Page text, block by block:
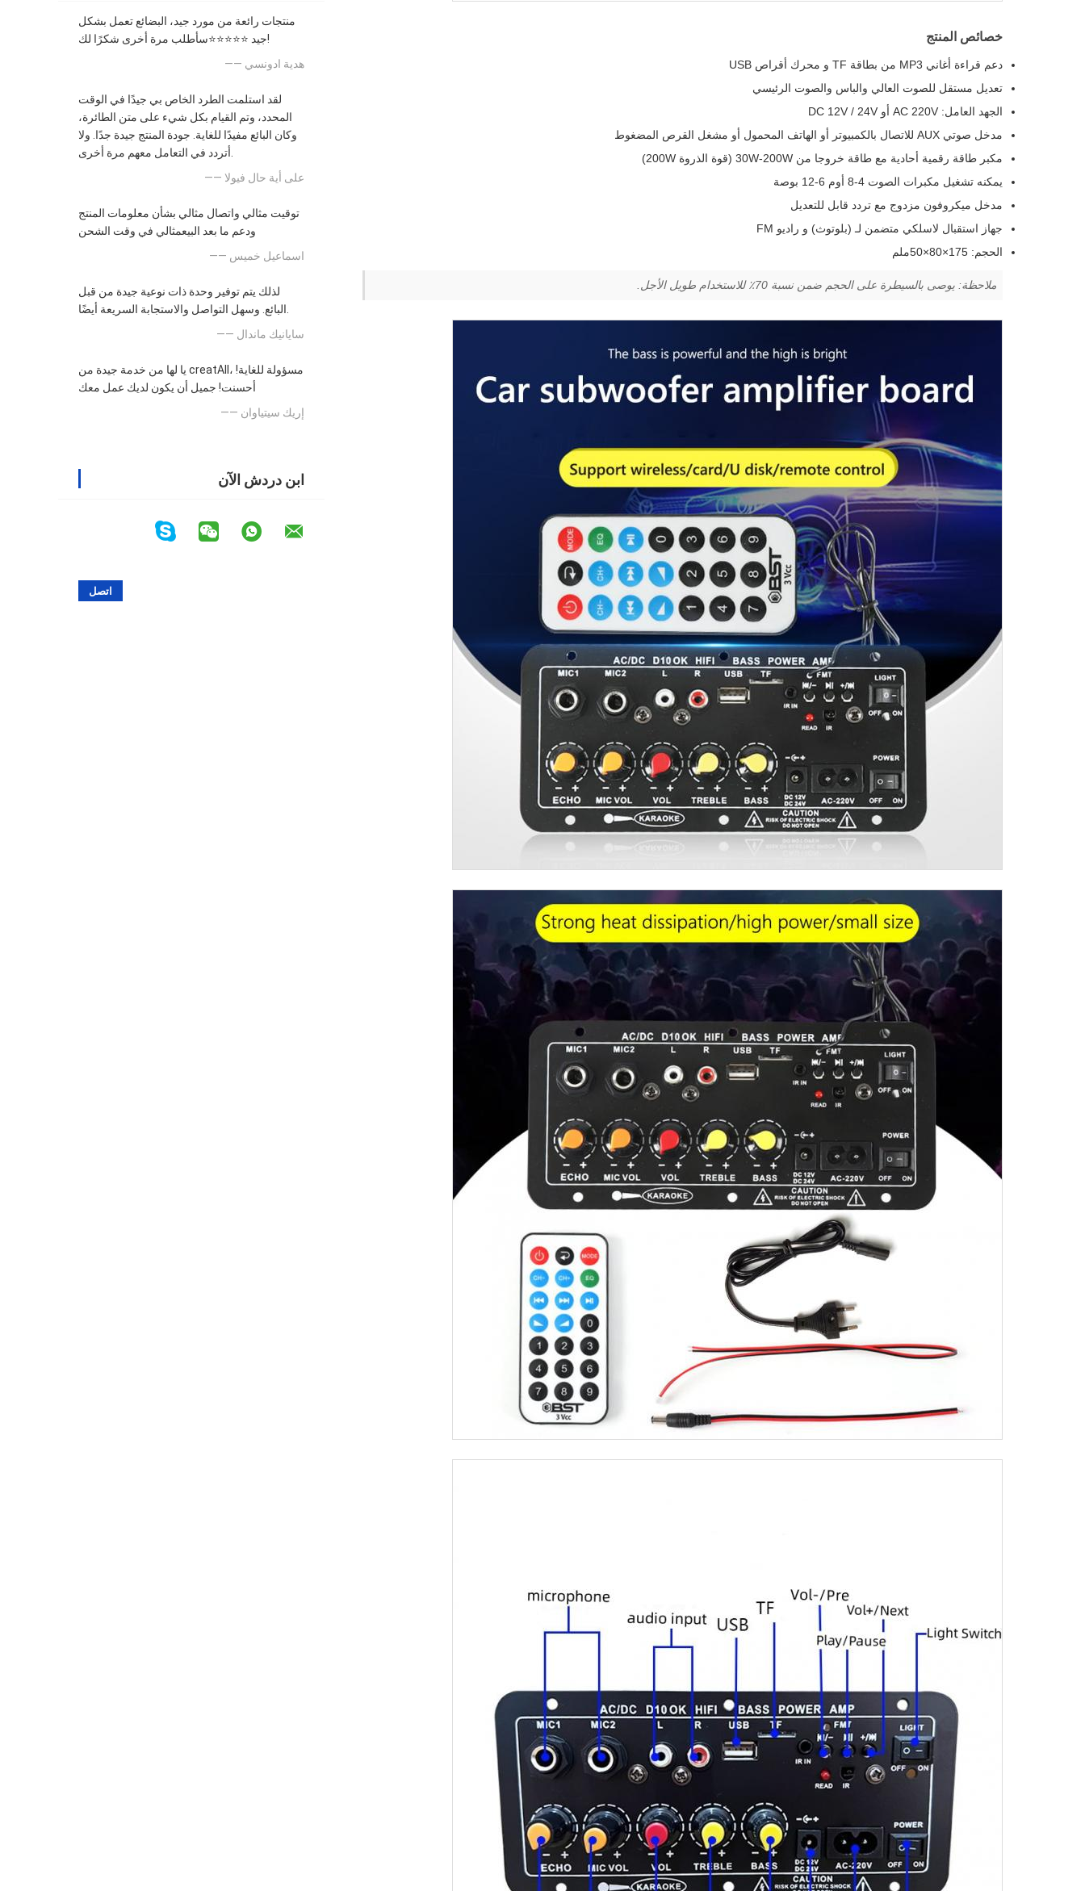
منتجات رائعة من مورد جيد، البضائع تعمل بشكل
جيد ⭐⭐⭐⭐⭐سأطلب مرة أخرى شكرًا لك!
—— هدية ادونسي
لقد استلمت الطرد الخاص بي جيدًا في الوقت
المحدد، وتم القيام بكل شيء على متن الطائرة،
وكان البائع مفيدًا للغاية. جودة المنتج جيدة جدًا. ولا
أتردد في التعامل معهم مرة أخرى.
—— على أية حال فيولا
توقيت مثالي واتصال مثالي بشأن معلومات المنتج
ودعم ما بعد البيعمثالي في وقت الشحن
—— اسماعيل خميس
لذلك يتم توفير وحدة ذات نوعية جيدة من قبل
البائع. وسهل التواصل والاستجابة السريعة أيضًا.
—— سايانيك ماندال
يا لها من خدمة جيدة من creatAll، مسؤولة للغاية!
أحسنت! جميل أن يكون لديك عمل معك
—— إريك سيتياوان
ابن دردش الآن
خصائص المنتج
دعم قراءة أغاني MP3 من بطاقة TF و محرك أقراص USB
تعديل مستقل للصوت العالي والباس والصوت الرئيسي
الجهد العامل: AC 220V أو DC 12V / 24V
مدخل صوتي AUX للاتصال بالكمبيوتر أو الهاتف المحمول أو مشغل القرص المضغوط
مكبر طاقة رقمية أحادية مع طاقة خروجا من 30W-200W (قوة الذروة 200W)
يمكنه تشغيل مكبرات الصوت 4-8 أوم 6-12 بوصة
مدخل ميكروفون مزدوج مع تردد قابل للتعديل
جهاز استقبال لاسلكي متضمن لـ (بلوتوث) و راديو FM
الحجم: 175×80×50ملم
ملاحظة: يوصى بالسيطرة على الحجم ضمن نسبة 70٪ للاستخدام طويل الأجل.